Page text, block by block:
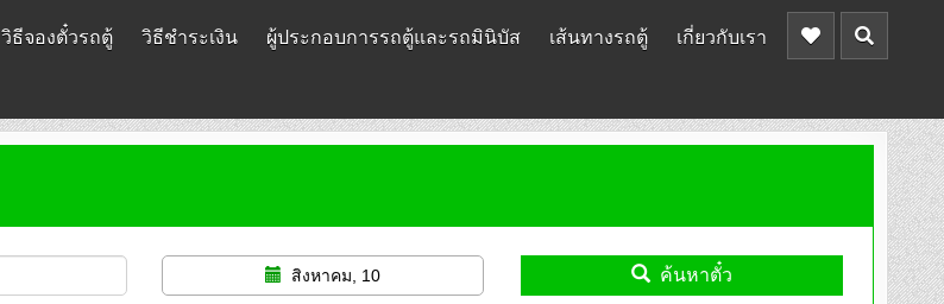
วิธีจองตั๋วรถตู้ วิธีชำระเงิน ผู้ประกอบการรถตู้และรถมินิบัส เส้นทางรถตู้ เกี่ยวกับเรา
สิงหาคม, 10 ค้นหาตั๋ว